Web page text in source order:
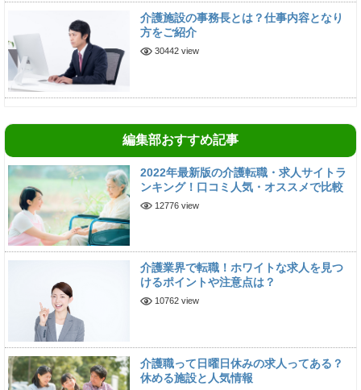
介護施設の事務長とは？仕事内容となり
方をご紹介
30442 view
編集部おすすめ記事
2022年最新版の介護転職・求人サイトラ
ンキング！口コミ人気・オススメで比較
12776 view
介護業界で転職！ホワイトな求人を見つ
けるポイントや注意点は？
10762 view
介護職って日曜日休みの求人ってある？
休める施設と人気情報